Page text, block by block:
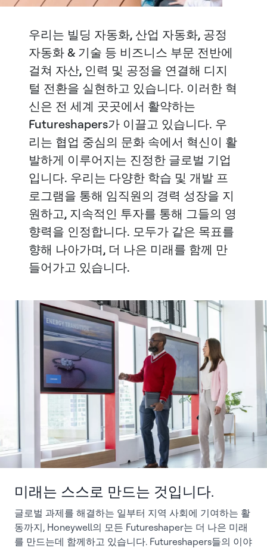
우리는 빌딩 자동화, 산업 자동화, 공정
자동화 & 기술 등 비즈니스 부문 전반에
걸쳐 자산, 인력 및 공정을 연결해 디지
털 전환을 실현하고 있습니다. 이러한 혁
신은 전 세계 곳곳에서 활약하는
Futureshapers가 이끌고 있습니다. 우
리는 협업 중심의 문화 속에서 혁신이 활
발하게 이루어지는 진정한 글로벌 기업
입니다. 우리는 다양한 학습 및 개발 프
로그램을 통해 임직원의 경력 성장을 지
원하고, 지속적인 투자를 통해 그들의 영
향력을 인정합니다. 모두가 같은 목표를
향해 나아가며, 더 나은 미래를 함께 만
들어가고 있습니다.
미래는 스스로 만드는 것입니다.
글로벌 과제를 해결하는 일부터 지역 사회에 기여하는 활
동까지, Honeywell의 모든 Futureshaper는 더 나은 미래
를 만드는데 함께하고 있습니다. Futureshapers들의 이야